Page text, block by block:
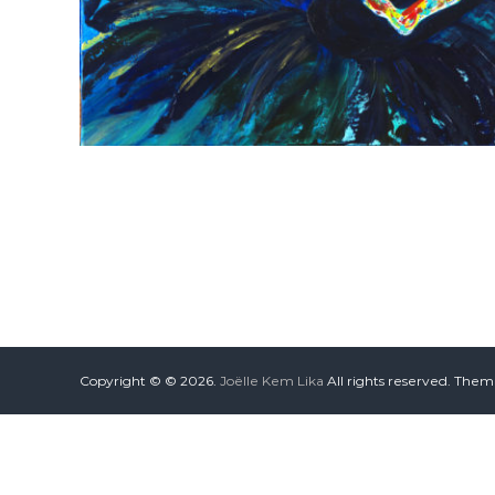
Copyright © © 2026. Joëlle Kem Lika All rights reserved.